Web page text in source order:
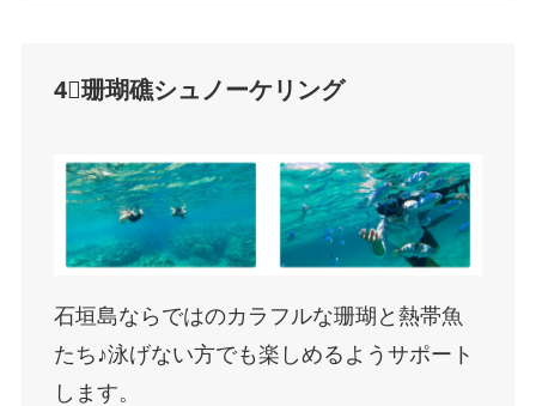
4⃣珊瑚礁シュノーケリング
石垣島ならではのカラフルな珊瑚と熱帯魚
たち♪泳げない方でも楽しめるようサポート
します。